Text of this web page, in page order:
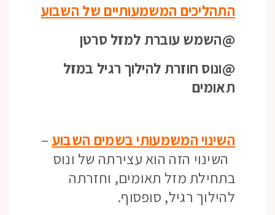
התהליכים המשמעותיים של השבוע
@השמש עוברת למזל סרטן
@ונוס חוזרת להילוך רגיל במזל
תאומים
השינוי המשמעותי בשמים השבוע –
השינוי הזה הוא עצירתה של ונוס
בתחילת מזל תאומים, וחזרתה
להילוך רגיל, סופסוף.